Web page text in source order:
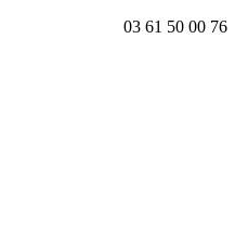
03 61 50 00 76